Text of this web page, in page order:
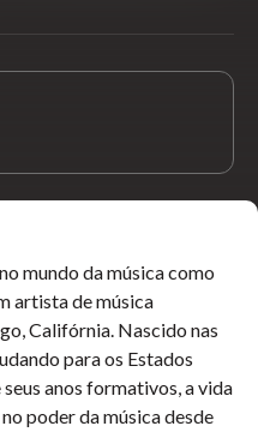
mundo da música como
artista de música
Califórnia. Nascido nas
para os Estados
anos formativos, a vida
poder da música desde